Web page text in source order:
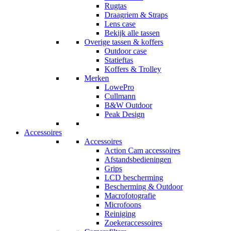
Rugtas
Draagriem & Straps
Lens case
Bekijk alle tassen
Overige tassen & koffers
Outdoor case
Statieftas
Koffers & Trolley
Merken
LowePro
Cullmann
B&W Outdoor
Peak Design
Accessoires
Accessoires
Action Cam accessoires
Afstandsbedieningen
Grips
LCD bescherming
Bescherming & Outdoor
Macrofotografie
Microfoons
Reiniging
Zoekeraccessoires